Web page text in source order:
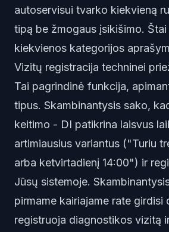
autoservisui tvarko kiekvieną
tipą be žmogaus įsikišimo.
kiekvienos kategorijos
Vizitų registracija techninei
Tai pagrindinė funkcija,
tipus. Skambinantysis sako,
keitimo - DI patikrina laisvus
artimiausius variantus ("Turiu
arba ketvirtadienį 14:00") ir
Jūsų sistemoje.
pirmame kairiajame rate girdisi
registruoja diagnostikos vizitą